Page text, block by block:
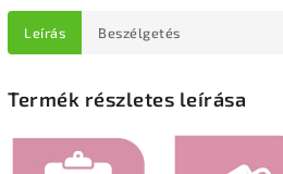
Leírás Beszélgetés
Termék részletes leírása